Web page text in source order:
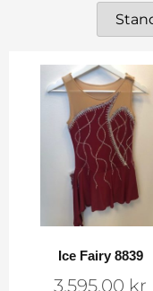
Ice Fairy 8839
3.595,00 kr